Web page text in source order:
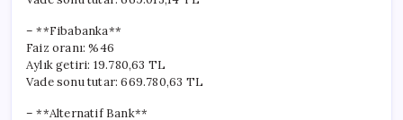
– **Fibabanka**
Faiz oranı: %46
Aylık getiri: 19.780,63 TL
Vade sonu tutar: 669.780,63 TL
– **Alternatif Bank**